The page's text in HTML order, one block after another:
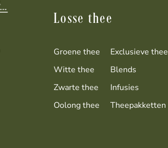
Losse thee
Groene thee
Witte thee
Zwarte thee
Oolong thee
Exclusieve thee
Blends
Infusies
Theepakketten